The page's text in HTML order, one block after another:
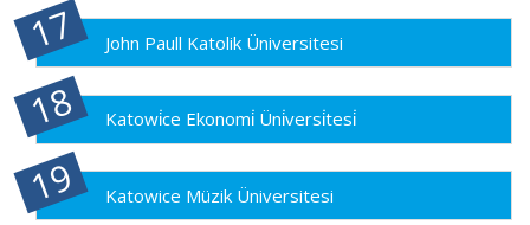
John Paull Katolik Üniversitesi
Katowi̇ce Ekonomi̇ Üni̇versi̇tesi̇
Katowice Müzik Üniversitesi